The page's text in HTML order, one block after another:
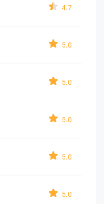
4.7
5.0
5.0
5.0
5.0
5.0